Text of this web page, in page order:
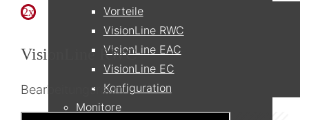
Vorteile
VisionLine RWC
VisionLine EAC
VisionLine EC
Konfiguration
Monitore
2x
VisionLine RWC
Bearbeitungsraum